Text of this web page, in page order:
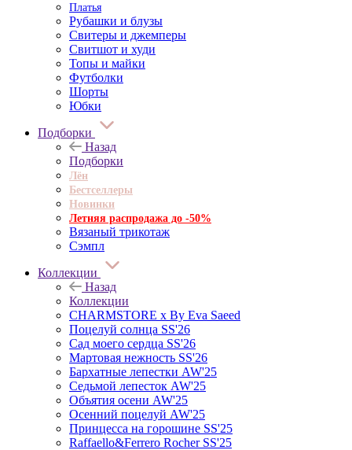
Платья
Рубашки и блузы
Свитеры и джемперы
Свитшот и худи
Топы и майки
Футболки
Шорты
Юбки
Подборки
Назад
Подборки
Лён
Бестселлеры
Новинки
Летняя распродажа до -50%
Вязаный трикотаж
Сэмпл
Коллекции
Назад
Коллекции
CHARMSTORE х By Eva Saeed
Поцелуй солнца SS'26
Сад моего сердца SS'26
Мартовая нежность SS'26
Бархатные лепестки AW'25
Седьмой лепесток AW'25
Объятия осени AW'25
Осенний поцелуй AW'25
Принцесса на горошине SS'25
Raffaello&Ferrero Rocher SS'25